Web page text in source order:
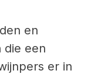
en
die een
er in